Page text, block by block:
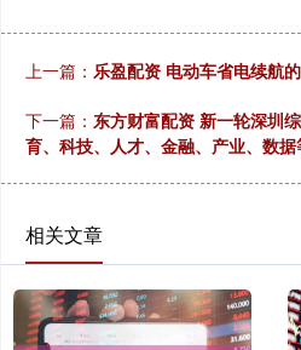
上一篇： 乐盈配资 电动车省电续航
下一篇： 东方财富配资 新一轮深圳
育、科技、人才、金融、产业、数
相关文章